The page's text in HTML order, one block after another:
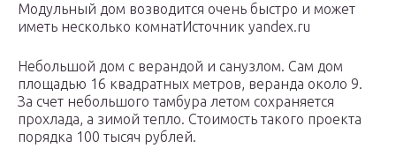
Модульный дом возводится очень быстро и может
иметь несколько комнатИсточник yandex.ru
Небольшой дом с верандой и санузлом. Сам дом
площадью 16 квадратных метров, веранда около 9.
За счет небольшого тамбура летом сохраняется
прохлада, а зимой тепло. Стоимость такого проекта
порядка 100 тысяч рублей.